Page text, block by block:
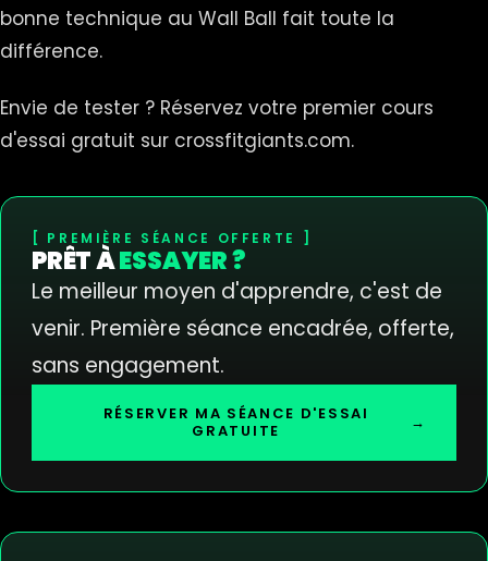
bonne technique au Wall Ball fait toute la
différence.
Envie de tester ? Réservez votre premier cours
d'essai gratuit sur crossfitgiants.com.
PREMIÈRE SÉANCE OFFERTE
PRÊT ÀESSAYER ?
Le meilleur moyen d'apprendre, c'est de
venir. Première séance encadrée, offerte,
sans engagement.
RÉSERVER MA SÉANCE D'ESSAI
GRATUITE
→